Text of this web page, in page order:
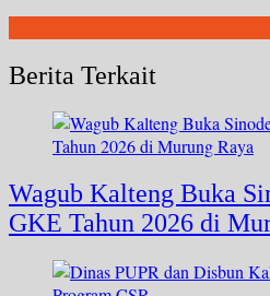
Berita Terkait
Wagub Kalteng Buka
GKE Tahun 2026 di